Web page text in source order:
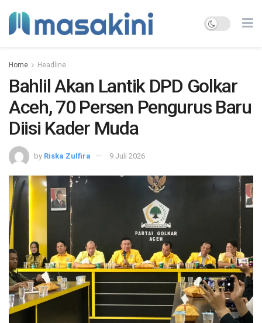
Home Headline
Bahlil Akan Lantik DPD Golkar
Aceh, 70 Persen Pengurus Baru
Diisi Kader Muda
by Riska Zulfira 9 Juli 2026